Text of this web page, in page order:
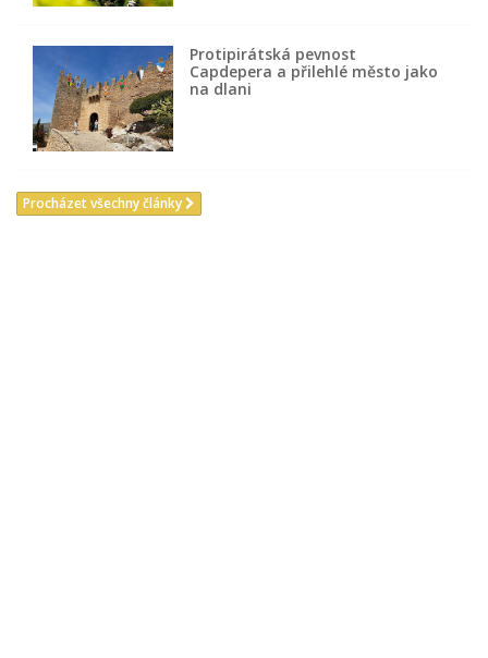
Protipirátská pevnost
Capdepera a přilehlé město jako
na dlani
Procházet všechny články